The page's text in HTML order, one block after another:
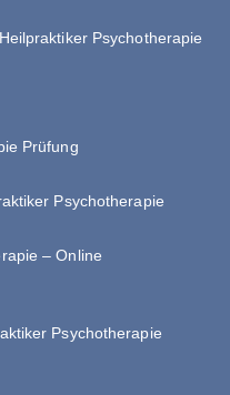
Psychotherapie
Prüfung
Psychotherapie
– Online
Psychotherapie